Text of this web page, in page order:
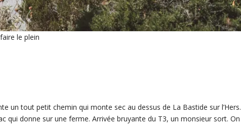
le plein
un tout petit chemin qui monte sec au dessus de La Bastide sur l’Hers.
qui donne sur une ferme. Arrivée bruyante du T3, un monsieur sort. On